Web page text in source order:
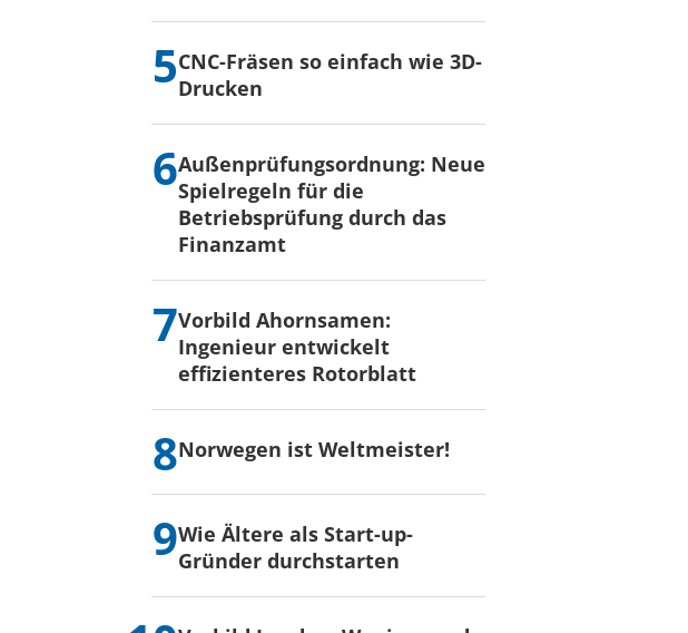
CNC-Fräsen so einfach wie 3D-
Drucken
Außenprüfungsordnung: Neue
Spielregeln für die
Betriebsprüfung durch das
Finanzamt
Vorbild Ahornsamen:
Ingenieur entwickelt
effizienteres Rotorblatt
Norwegen ist Weltmeister!
Wie Ältere als Start-up-
Gründer durchstarten